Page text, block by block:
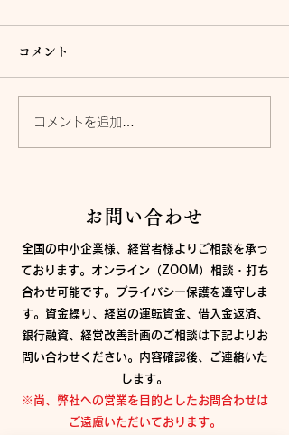
3.【オンラインセミナー
は激変する！事業再構築
革分科会
コメント
コメントを追加…
お問い合わせ
全国の中小企業様、経営者様よりご相談を承っ
ております。オンライン（ZOOM）相談・打ち
合わせ可能です。プライバシー保護を遵守しま
す。資金繰り、経営の運転資金、借入金返済、
銀行融資、経営改善計画のご相談は下記よりお
問い合わせください。
内容確認後、ご連絡いた
します。
※尚、弊社への営業を目的としたお問合わせは
ご遠慮いただいております。